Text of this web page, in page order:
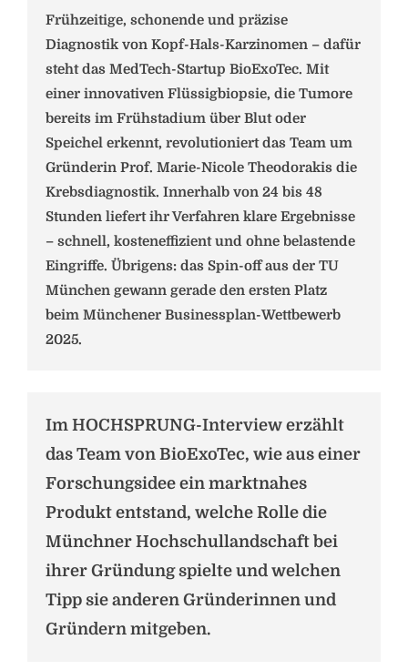
Frühzeitige, schonende und präzise
Diagnostik von Kopf-Hals-Karzinomen – dafür
steht das MedTech-Startup BioExoTec. Mit
einer innovativen Flüssigbiopsie, die Tumore
bereits im Frühstadium über Blut oder
Speichel erkennt, revolutioniert das Team um
Gründerin Prof. Marie-Nicole Theodorakis die
Krebsdiagnostik. Innerhalb von 24 bis 48
Stunden liefert ihr Verfahren klare Ergebnisse
– schnell, kosteneffizient und ohne belastende
Eingriffe. Übrigens: das Spin-off aus der TU
München gewann gerade den ersten Platz
beim Münchener Businessplan-Wettbewerb
2025.
Im HOCHSPRUNG-Interview erzählt
das Team von BioExoTec, wie aus einer
Forschungsidee ein marktnahes
Produkt entstand, welche Rolle die
Münchner Hochschullandschaft bei
ihrer Gründung spielte und welchen
Tipp sie anderen Gründerinnen und
Gründern mitgeben.